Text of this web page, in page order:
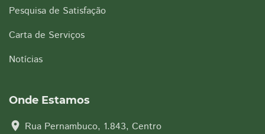
Pesquisa de Satisfação
Carta de Serviços
Notícias
Onde Estamos
location_on Rua Pernambuco, 1.843, Centro